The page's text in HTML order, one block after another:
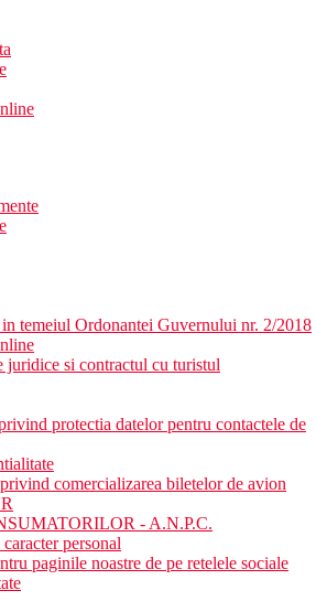
(daca nu se specifica altfel, camerele
sus)
aproximativ 22 m2
in plan deschis, vedere la gradina: 1
aproximativ 25 m2
piscina comuna: o camera, doar
la jumatatea camerei), piscina
1 dormitor, Superior, vedere la
2018
cu receptie
si umbrele gratuite, prosoape contra
copii
barul din hol
cu televizor
copii si adulti (gratuit)
(gratuit, in limita disponibilitatii)
temeiul Ordonantei Guvernului nr. 2/2018
juridice si contractul cu turistul
protectia datelor pentru contactele de
comercializarea biletelor de avion
- A.N.P.C.
personal
paginile noastre de pe retelele sociale